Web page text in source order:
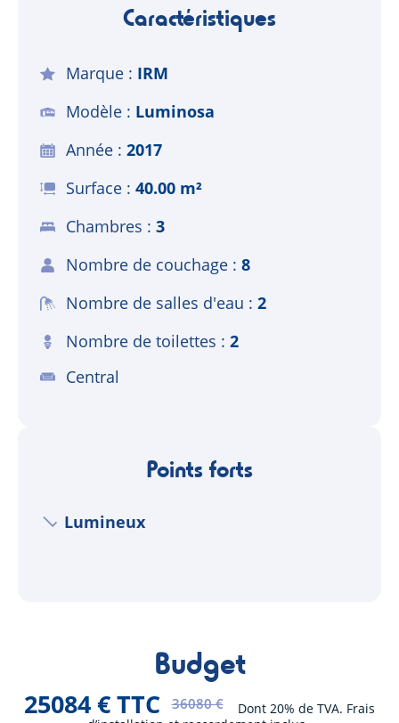
Caractéristiques
Marque
IRM
Modèle
Luminosa
Année
2017
Surface
40.00 m²
Chambres
3
Nombre de couchage
8
Nombre de salles d'eau
2
Nombre de toilettes
2
Central
Points forts
Lumineux
Budget
25084 € TTC 36080 €
Dont 20% de TVA. Frais